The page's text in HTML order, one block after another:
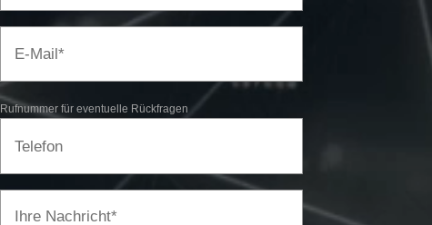
Rufnummer für eventuelle Rückfragen​